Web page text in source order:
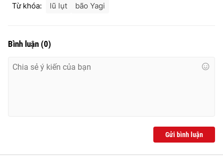
Từ khóa: lũ lụt bão Yagi
Bình luận (0)
Gửi bình luận